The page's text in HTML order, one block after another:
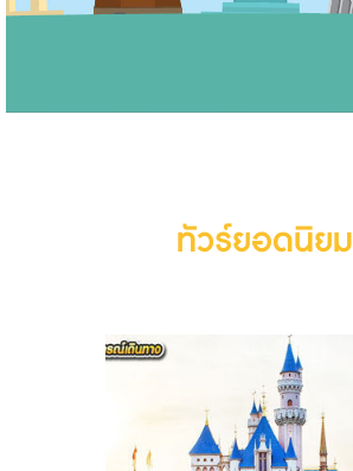
ทัวร์ยอดนิยม